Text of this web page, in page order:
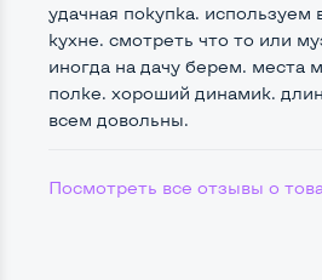
Intel Core i5-3210M (2,50 -
Тип оперативной памятиDDR3
Тип накопителя SSD 2,5" или
удачная покупка. используем
кухне. смотреть что то или
иногда на дачу берем. места
полке. хороший динамик.
всем довольны.
Посмотреть все отзывы о